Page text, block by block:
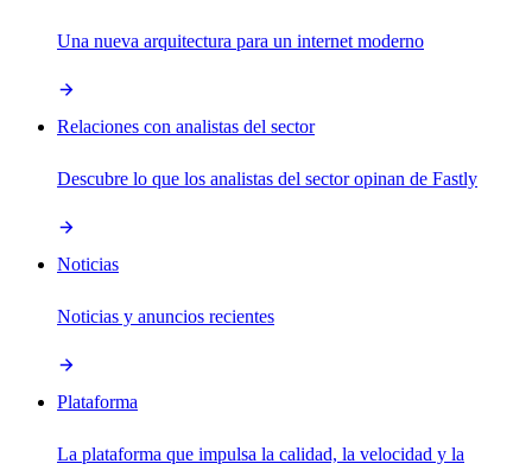
Una nueva arquitectura para un internet moderno
Relaciones con analistas del sector
Descubre lo que los analistas del sector opinan de Fastly
Noticias
Noticias y anuncios recientes
Plataforma
La plataforma que impulsa la calidad, la velocidad y la